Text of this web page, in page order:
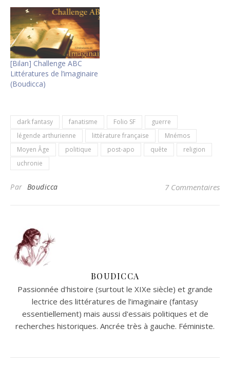
[Bilan] Challenge ABC
Littératures de l’imaginaire
(Boudicca)
dark fantasy fanatisme Folio SF
guerre
légende arthurienne
littérature française
Mnémos
Moyen Âge
politique post-apo quête
religion
uchronie
Par Boudicca 7 Commentaires
BOUDICCA
Passionnée d'histoire (surtout le XIXe siècle) et grande
lectrice des littératures de l’imaginaire (fantasy
essentiellement) mais aussi d'essais politiques et de
recherches historiques. Ancrée très à gauche. Féministe.